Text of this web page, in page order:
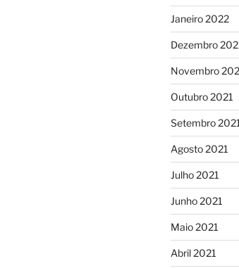
Janeiro 2022
Dezembro
Novembro
Outubro 2021
Setembro 2021
Agosto 2021
Julho 2021
Junho 2021
Maio 2021
Abril 2021